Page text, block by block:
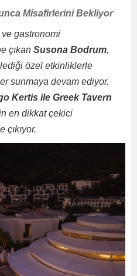
Misafirlerini Bekliyor
gastronomi
çıkan Susona Bodrum,
özel etkinliklerle
sunmaya devam ediyor.
Kertis ile Greek Tavern
en dikkat çekici
çıkıyor.